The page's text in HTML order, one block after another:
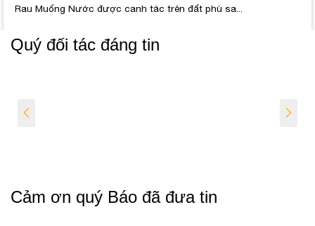
Rau Muống Nước được canh tác trên đất phù sa...
Quý đối tác đáng tin
Cảm ơn quý Báo đã đưa tin